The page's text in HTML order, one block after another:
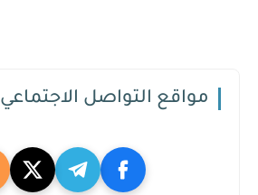
مواقع التواصل الاجتماعي